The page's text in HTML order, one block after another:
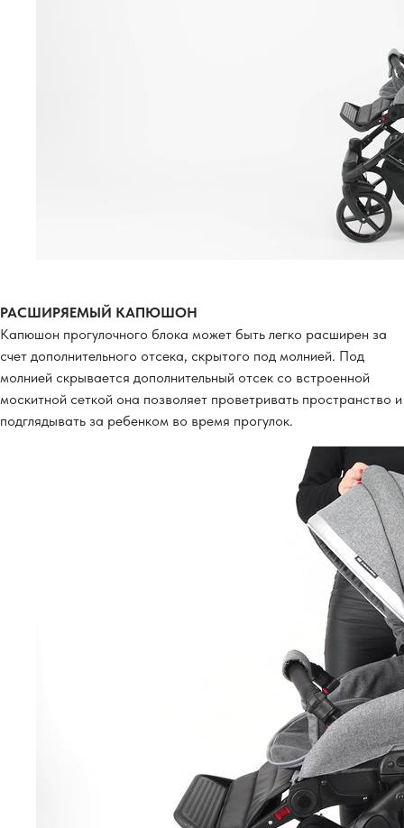
РАСШИРЯЕМЫЙ КАПЮШОН
Капюшон прогулочного блока может быть легко расширен за
счет дополнительного отсека, скрытого под молнией. Под
молнией скрывается дополнительный отсек со встроенной
москитной сеткой она позволяет проветривать пространство и
подглядывать за ребенком во время прогулок.